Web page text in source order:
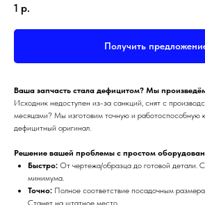
1 р.
Получить
Ваша запчасть стала дефицитом? Мы
Исходник недоступен из-за санкций, снят с
месяцами? Мы изготовим точную и работоспособную
дефицитный оригинал.
Решение вашей проблемы с простом
Быстро: От чертежа/образца до готовой детали.
минимума.
Точно: Полное соответствие посадочным